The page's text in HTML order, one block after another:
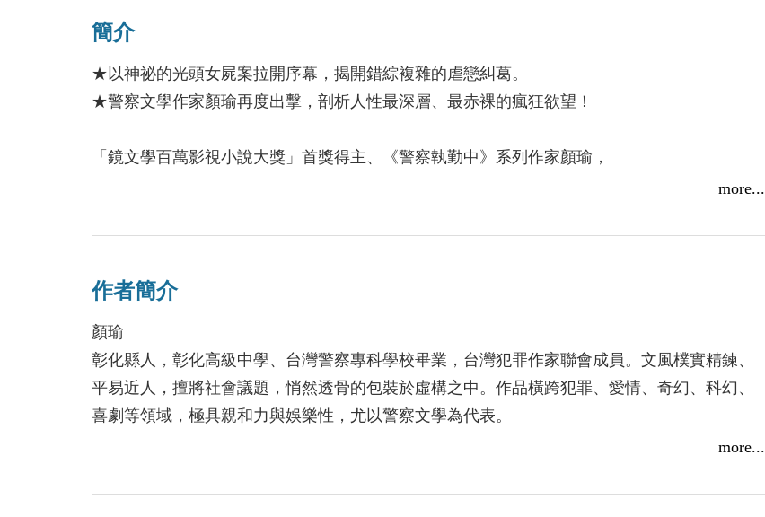
簡介
★以神祕的光頭女屍案拉開序幕，揭開錯綜複雜的虐戀糾葛。
★警察文學作家顏瑜再度出擊，剖析人性最深層、最赤裸的瘋狂欲望！
「鏡文學百萬影視小說大獎」首獎得主、《警察執勤中》系列作家顏瑜，
氣筒，不管什麼屎缺都往他頭上扣。許家偉深知自己脫離不了現況，卻又滿腔怨氣無處發洩，
只能在下班之後統統爆發在他的「不倒翁」身上。
不倒翁，顧名思義，不論許家偉對他如何欺凌、如何羞辱，他最終都會再度爬起，並再一次承
受許家偉憤怒的拳頭。這是他們之間的遊戲、他們的默契，兩人會輪流成為主宰，對彼此予取
予求。
頂、背上錯綜複雜的刀痕，卻處處牽引著許家偉，令他渴望親手揭開艾莉絲之死的謎團。
more...
作者簡介
顏瑜
彰化縣人，彰化高級中學、台灣警察專科學校畢業，台灣犯罪作家聯會成員。文風樸實精鍊、
平易近人，擅將社會議題，悄然透骨的包裝於虛構之中。作品橫跨犯罪、愛情、奇幻、科幻、
喜劇等領域，極具親和力與娛樂性，尤以警察文學為代表。
more...